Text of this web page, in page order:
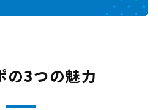
の3つの魅力